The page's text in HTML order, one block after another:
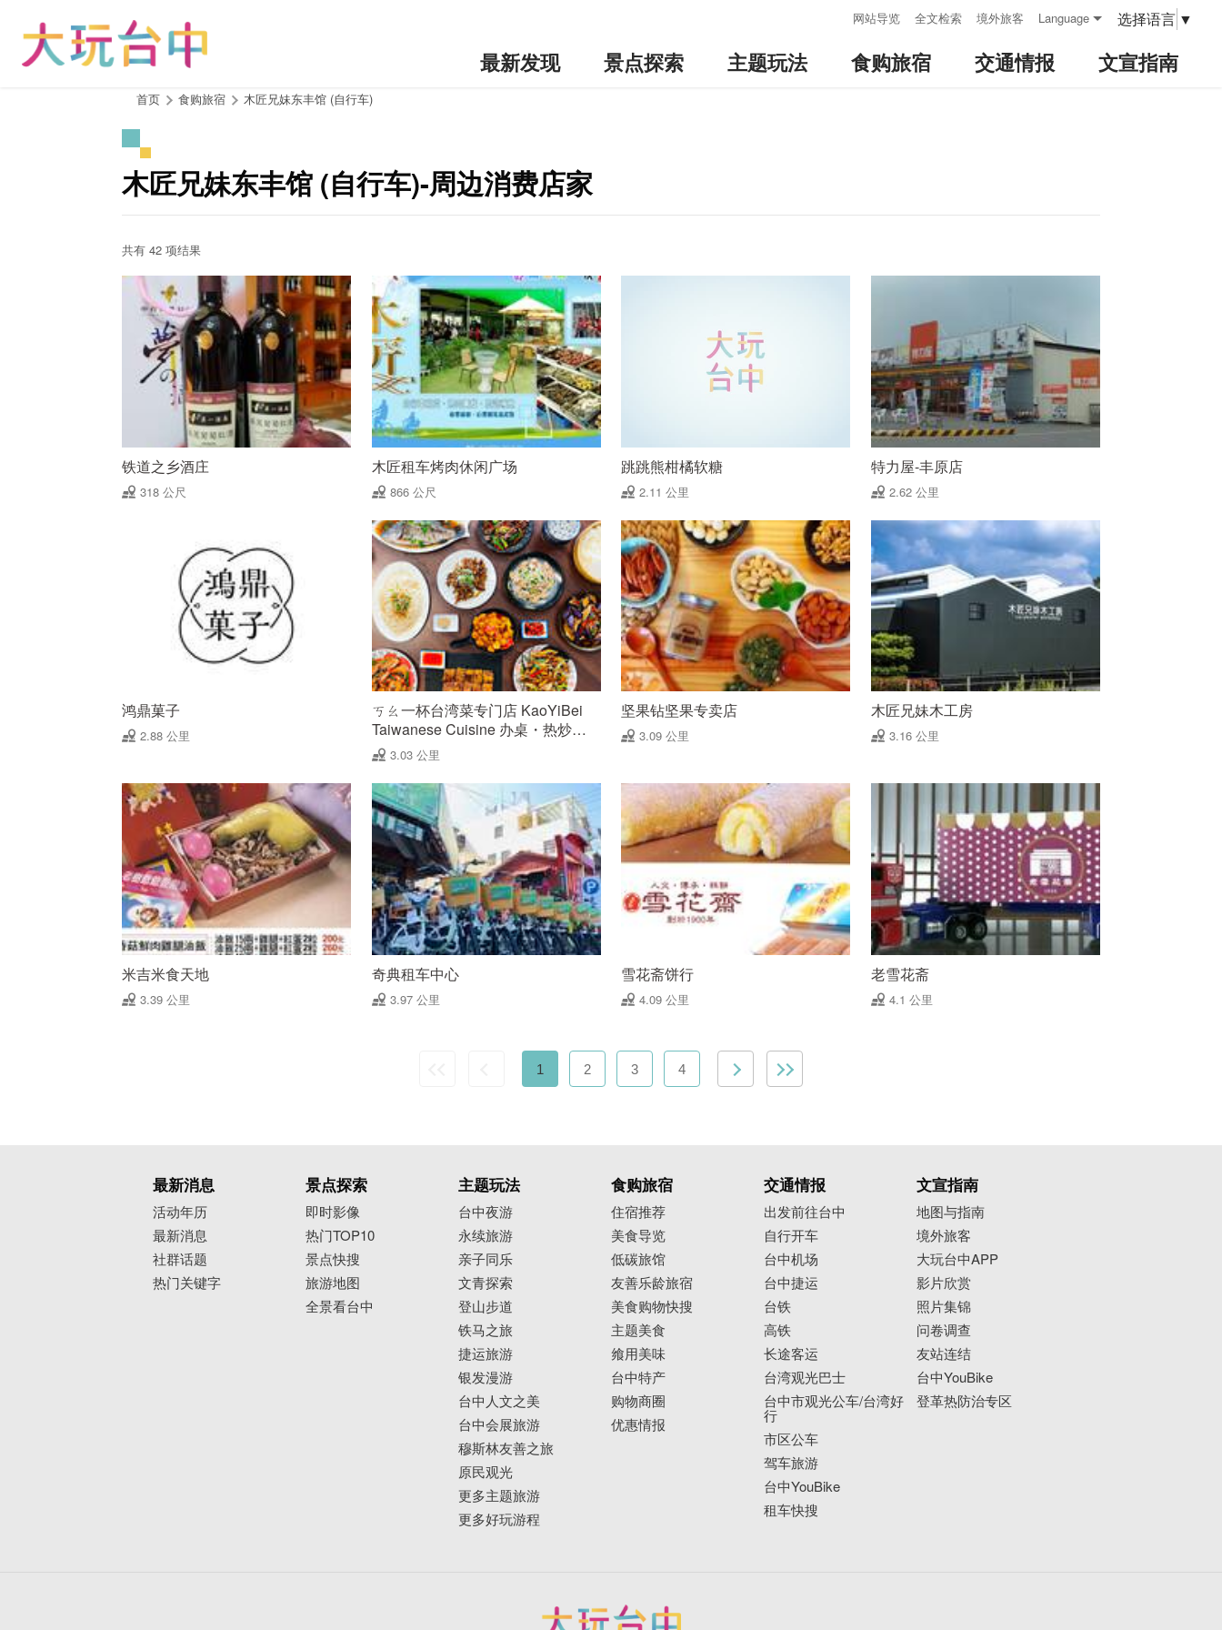
网站导览 全文检索 境外旅客 Language 选择语言 ▼
最新发现 景点探索 主题玩法 食购旅宿 交通情报 文宣指南
首页 食购旅宿 木匠兄妹东丰馆 (自行车)
木匠兄妹东丰馆 (自行车)-周边消费店家
共有 42 项结果
铁道之乡酒庄
318 公尺
木匠租车烤肉休闲广场
866 公尺
跳跳熊柑橘软糖
2.11 公里
特力屋-丰原店
2.62 公里
鸿鼎菓子
2.88 公里
ㄎㄠ一杯台湾菜专门店 KaoYiBei
Taiwanese Cuisine 办桌・热炒・
手路菜
3.03 公里
坚果钻坚果专卖店
3.09 公里
木匠兄妹木工房
3.16 公里
米吉米食天地
3.39 公里
奇典租车中心
3.97 公里
雪花斋饼行
4.09 公里
老雪花斋
4.1 公里
1 2 3 4
最新消息
活动年历
最新消息
社群话题
热门关键字
景点探索
即时影像
热门TOP10
景点快搜
旅游地图
全景看台中
主题玩法
台中夜游
永续旅游
亲子同乐
文青探索
登山步道
铁马之旅
捷运旅游
银发漫游
台中人文之美
台中会展旅游
穆斯林友善之旅
原民观光
更多主题旅游
更多好玩游程
食购旅宿
住宿推荐
美食导览
低碳旅馆
友善乐龄旅宿
美食购物快搜
主题美食
飨用美味
台中特产
购物商圈
优惠情报
交通情报
出发前往台中
自行开车
台中机场
台中捷运
台铁
高铁
长途客运
台湾观光巴士
台中市观光公车/台湾好
行
市区公车
驾车旅游
台中YouBike
租车快搜
文宣指南
地图与指南
境外旅客
大玩台中APP
影片欣赏
照片集锦
问卷调查
友站连结
台中YouBike
登革热防治专区